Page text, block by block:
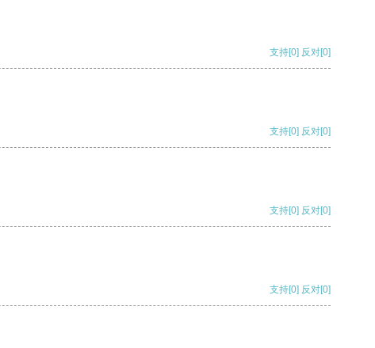
支持[0] 反对[0]
支持[0] 反对[0]
支持[0] 反对[0]
支持[0] 反对[0]